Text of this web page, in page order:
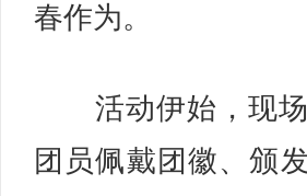
春作为。
活动伊始，现场
团员佩戴团徽、颁